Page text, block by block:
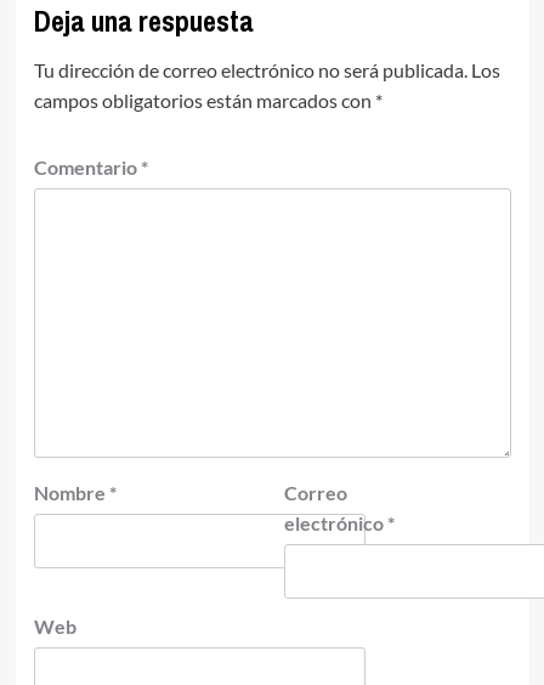
Deja una respuesta
Tu dirección de correo electrónico no será publicada. Los
campos obligatorios están marcados con *
Comentario *
Nombre *
Correo
electrónico *
Web